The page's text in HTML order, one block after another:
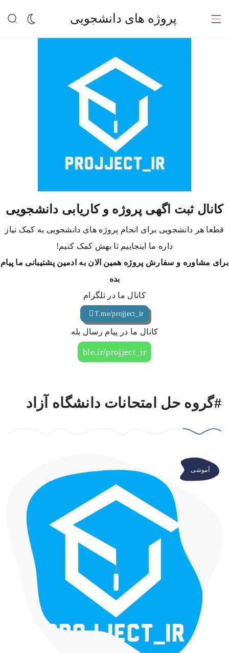
پروژه های دانشجویی
کانال ثبت اگهی پروژه و کاریابی دانشجویی
قطعا هر دانشجویی برای انجام پروژه های دانشجویی به کمک نیاز
داره ما اینجاییم تا بهش کمک کنیم!
برای مشاوره و سفارش پروژه همین الان به ادمین پشتیبانی ما پیام
بده
کانال ما در تلگرام
T.me/projject_ir
کانال ما در پیام رسال بله
ble.ir/projject_ir
#گروه حل امتحانات دانشگاه آزاد
آموشی